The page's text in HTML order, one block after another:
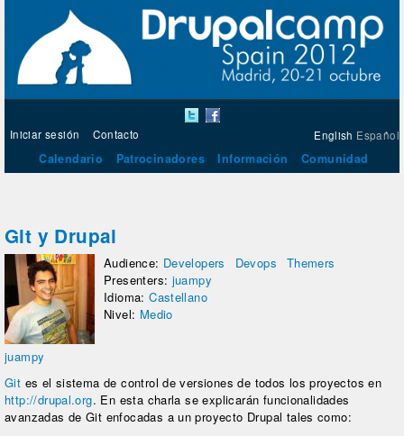
English Español
Iniciar sesión Contacto
Calendario Patrocinadores Información Comunidad
Git y Drupal
juampy
Audience: Developers Devops
Themers
Presenters: juampy
Idioma:Castellano
Nivel: Medio
Git es el sistema de control de versiones de todos los proyectos en
http://drupal.org. En esta charla se explicarán funcionalidades
avanzadas de Git enfocadas a un proyecto Drupal tales como: